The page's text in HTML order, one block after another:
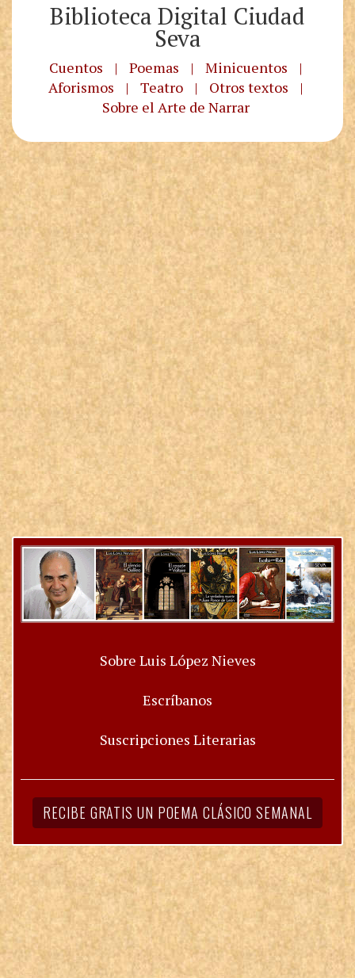
Biblioteca Digital Ciudad
Seva
Cuentos | Poemas | Minicuentos
|
Aforismos
| Teatro | Otros textos
|
Sobre el Arte de Narrar
Sobre Luis López Nieves
Escríbanos
Suscripciones Literarias
RECIBE GRATIS UN POEMA CLÁSICO SEMANAL